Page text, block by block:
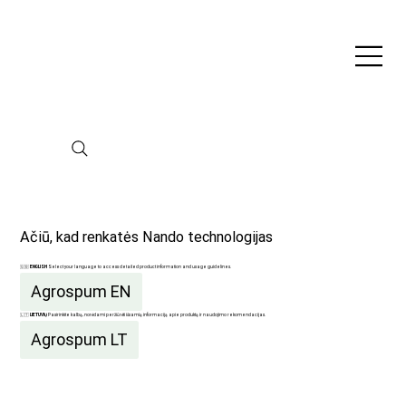
Ačiū, kad renkatės Nando technologijas
🇬🇧 ENGLISHSelect your language to access detailed product information and usage guidelines.
Agrospum EN
🇱🇹 LIETUVIŲPasirinkite kalbą, norėdami peržiūrėti išsamią informaciją apie produktą ir naudojimo rekomendacijas.
Agrospum LT